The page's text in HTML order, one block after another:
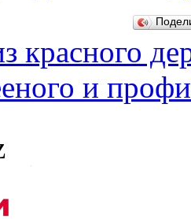
красного
и